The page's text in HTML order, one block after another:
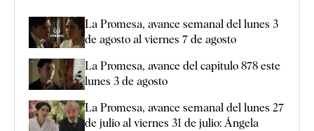
La Promesa, avance semanal del lunes 3
de agosto al viernes 7 de agosto
La Promesa, avance del capítulo 878 este
lunes 3 de agosto
La Promesa, avance semanal del lunes 27
de julio al viernes 31 de julio: Ángela